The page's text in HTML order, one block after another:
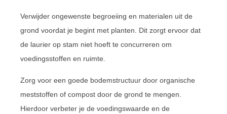
Verwijder ongewenste begroeiing en materialen uit de
grond voordat je begint met planten. Dit zorgt ervoor dat
de laurier op stam niet hoeft te concurreren om
voedingsstoffen en ruimte.
Zorg voor een goede bodemstructuur door organische
meststoffen of compost door de grond te mengen.
Hierdoor verbeter je de voedingswaarde en de